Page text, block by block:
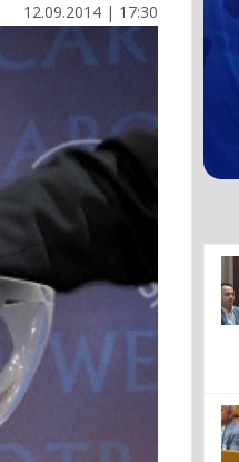
12.09.2014 | 17:30